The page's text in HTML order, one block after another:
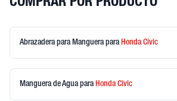
COMPRAR POR PRODUCTO
Abrazadera para Manguerapara HondaCivic
Manguera de Aguapara HondaCivic